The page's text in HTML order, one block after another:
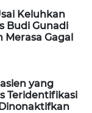
Keluhkan
Budi Gunadi
Merasa Gagal
yang
Teridentifikasi